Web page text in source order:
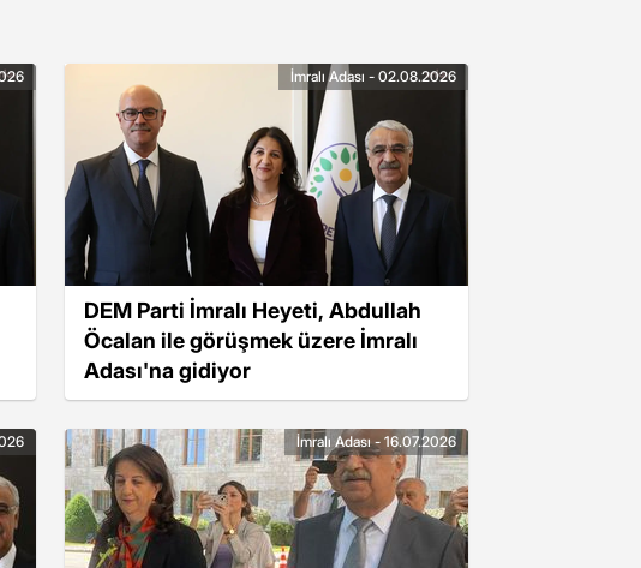
DEM Parti İmralı Heyeti, Abdullah
Öcalan ile görüşmek üzere İmralı
Adası'na gidiyor
İmralı Adası - 02.08.2026
İmralı Adası - 16.07.2026